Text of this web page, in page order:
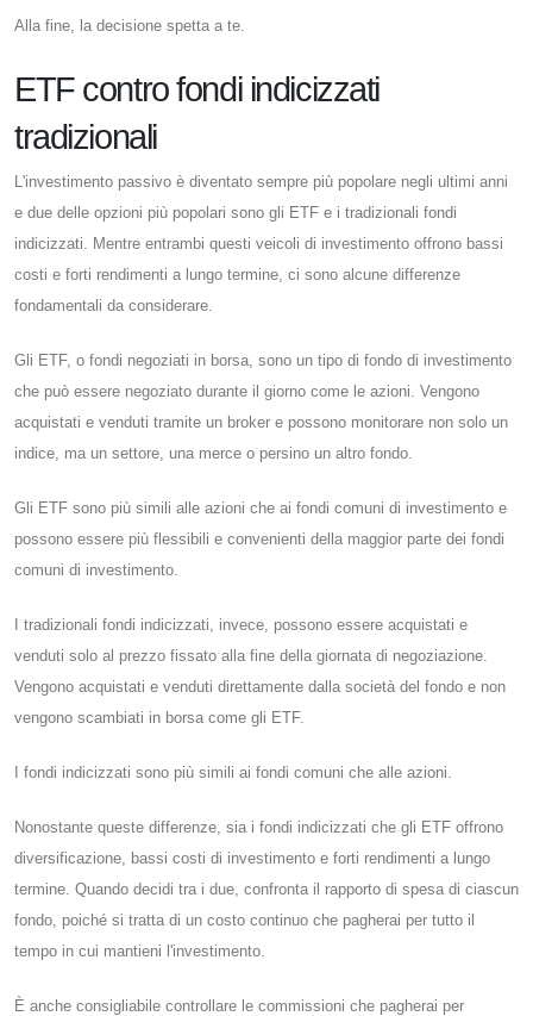
Alla fine, la decisione spetta a te.
ETF contro fondi indicizzati
tradizionali
L'investimento passivo è diventato sempre più popolare negli ultimi anni
e due delle opzioni più popolari sono gli ETF e i tradizionali fondi
indicizzati. Mentre entrambi questi veicoli di investimento offrono bassi
costi e forti rendimenti a lungo termine, ci sono alcune differenze
fondamentali da considerare.
Gli ETF, o fondi negoziati in borsa, sono un tipo di fondo di investimento
che può essere negoziato durante il giorno come le azioni. Vengono
acquistati e venduti tramite un broker e possono monitorare non solo un
indice, ma un settore, una merce o persino un altro fondo.
Gli ETF sono più simili alle azioni che ai fondi comuni di investimento e
possono essere più flessibili e convenienti della maggior parte dei fondi
comuni di investimento.
I tradizionali fondi indicizzati, invece, possono essere acquistati e
venduti solo al prezzo fissato alla fine della giornata di negoziazione.
Vengono acquistati e venduti direttamente dalla società del fondo e non
vengono scambiati in borsa come gli ETF.
I fondi indicizzati sono più simili ai fondi comuni che alle azioni.
Nonostante queste differenze, sia i fondi indicizzati che gli ETF offrono
diversificazione, bassi costi di investimento e forti rendimenti a lungo
termine. Quando decidi tra i due, confronta il rapporto di spesa di ciascun
fondo, poiché si tratta di un costo continuo che pagherai per tutto il
tempo in cui mantieni l'investimento.
È anche consigliabile controllare le commissioni che pagherai per